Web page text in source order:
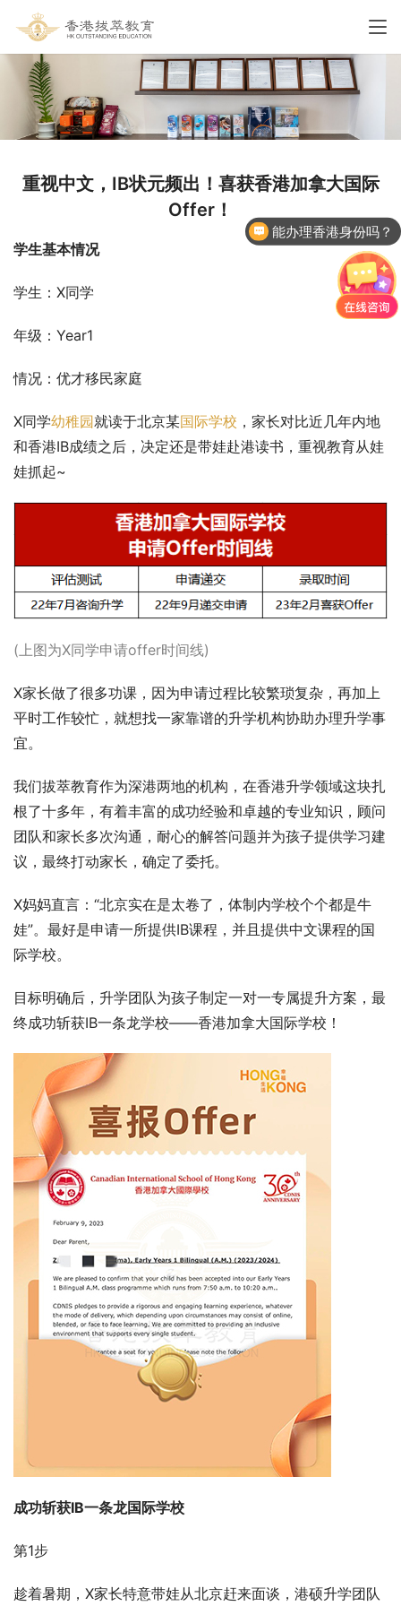
重视中文，IB状元频出！喜获香港加拿大国际
Offer！
学生基本情况
学生：X同学
年级：Year1
情况：优才移民家庭
X同学幼稚园就读于北京某国际学校 ，家长对比近几年内地
和香港IB成绩之后，决定还是带娃赴港读书，重视教育从娃
娃抓起~
(上图为X同学申请offer时间线)
X家长做了很多功课，因为申请过程比较繁琐复杂，再加上
平时工作较忙，就想找一家靠谱的升学机构协助办理升学事
宜。
我们拔萃教育作为深港两地的机构，在香港升学领域这块扎
根了十多年，有着丰富的成功经验和卓越的专业知识，顾问
团队和家长多次沟通，耐心的解答问题并为孩子提供学习建
议，最终打动家长，确定了委托。
X妈妈直言：“北京实在是太卷了，体制内学校个个都是牛
娃”。最好是申请一所提供IB课程，并且提供中文课程的国
际学校。
目标明确后，升学团队为孩子制定一对一专属提升方案，最
终成功斩获IB一条龙学校——香港加拿大国际学校！
成功斩获IB一条龙国际学校
第1步
趁着暑期，X家长特意带娃从北京赶来面谈，港硕升学团队
能办理香港身份吗？